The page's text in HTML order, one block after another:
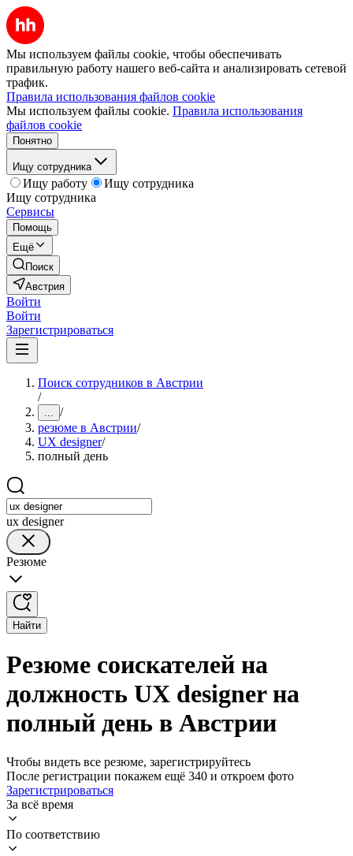
Мы используем файлы cookie, чтобы обеспечивать
правильную работу нашего веб-сайта и анализировать сетевой
трафик.
Правила использования файлов cookie
Мы используем файлы cookie. Правила использования
файлов cookie
Понятно
Ищу сотрудника
Ищу работу
Ищу сотрудника
Ищу сотрудника
Сервисы
Помощь
Ещё
Поиск
Австрия
Войти
Войти
Зарегистрироваться
Поиск сотрудников в Австрии
/
... /
резюме в Австрии/
UX designer/
полный день
ux designer
Резюме
Найти
Резюме соискателей на
должность UX designer на
полный день в Австрии
Чтобы видеть все резюме, зарегистрируйтесь
После регистрации покажем ещё 340 и откроем фото
Зарегистрироваться
За всё время
По соответствию